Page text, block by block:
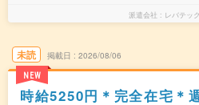
派遣会社 レバテッ
未読
NEW
掲載日 2026/08/06
時給5250円＊完全在宅＊